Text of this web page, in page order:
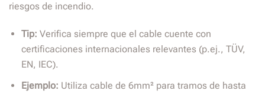
riesgos de incendio.
Tip: Verifica siempre que el cable cuente con
certificaciones internacionales relevantes (p.ej., TÜV,
EN, IEC).
Ejemplo: Utiliza cable de 6mm² para tramos de hasta